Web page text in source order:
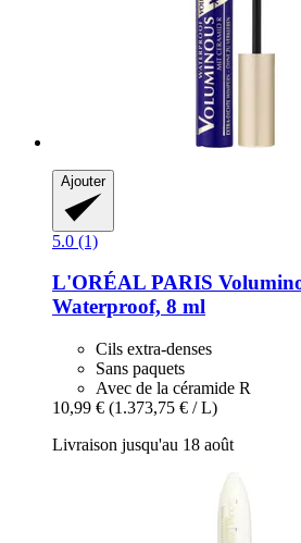
Ajouter
5.0 (1)
L'ORÉAL PARIS
Waterproof, 8 ml
Cils extra-denses
Sans paquets
Avec de la céramide R
10,99 € (1.373,75 € / L)
Livraison jusqu'au 18 août